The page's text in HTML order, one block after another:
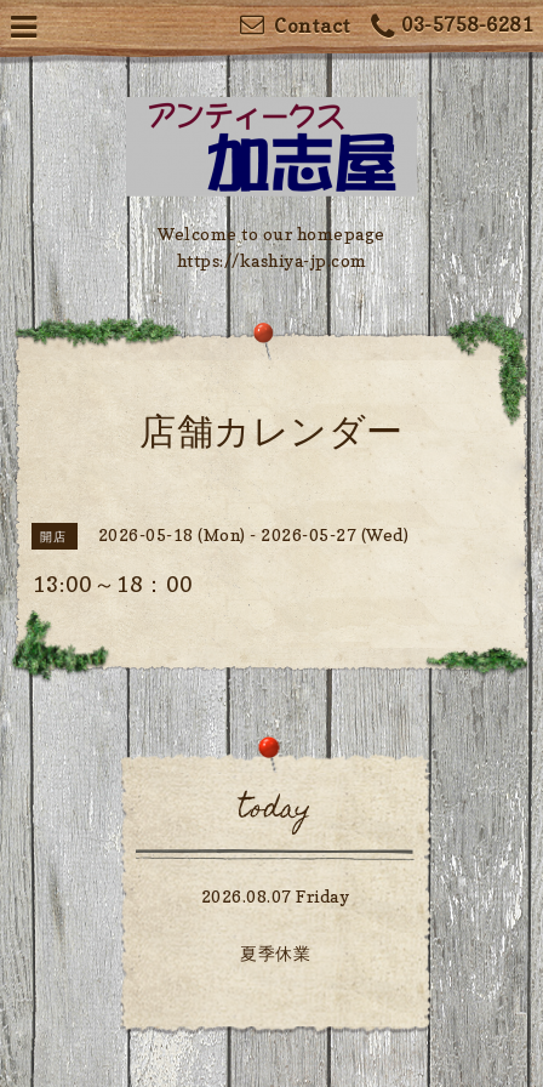
03-5758-6281
Contact
Welcome to our homepage
https://kashiya-jp.com
店舗カレンダー
開店 2026-05-18 (Mon) - 2026-05-27 (Wed)
13:00～18：00
today
2026.08.07 Friday
夏季休業